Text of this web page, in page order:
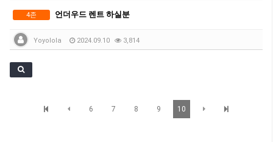
4존 언더우드 렌트 하실분
Yoyolola 2024.09.10 3,814
6 7 8 9 10